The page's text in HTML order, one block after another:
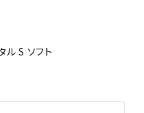
ル S ソフト